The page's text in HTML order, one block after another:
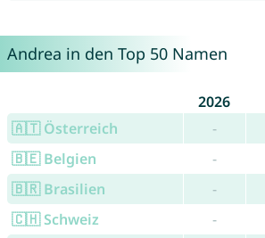
Andrea in den Top 50 Namen
2026
🇦🇹 Österreich
-
🇧🇪 Belgien
-
🇧🇷 Brasilien
-
🇨🇭 Schweiz
-